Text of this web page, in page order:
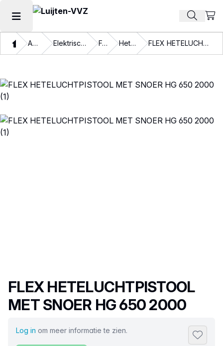
Hoofdmenu openen Zoek
ThuisAssortiment Elektrische gereedschappen Fohnen Hete lucht fohn FLEX HETELUCHTPISTOOL MET SNOER HG 650 2000
Productnaam
FLEX HETELUCHTPISTOOL
MET SNOER HG 650 2000
Log in om meer informatie te zien.